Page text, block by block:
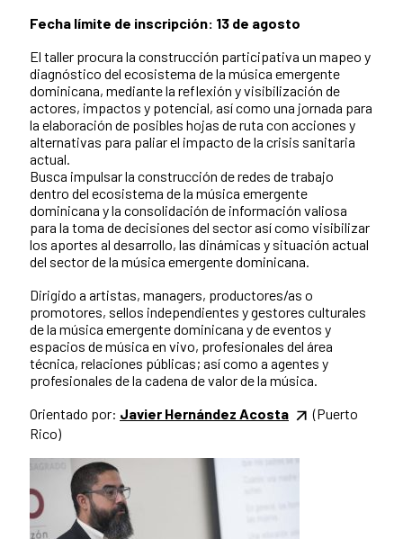
Fecha límite de inscripción: 13 de agosto
El taller procura la construcción participativa un mapeo y
diagnóstico del ecosistema de la música emergente
dominicana, mediante la reflexión y visibilización de
actores, impactos y potencial, así como una jornada para
la elaboración de posibles hojas de ruta con acciones y
alternativas para paliar el impacto de la crisis sanitaria
actual.
Busca impulsar la construcción de redes de trabajo
dentro del ecosistema de la música emergente
dominicana y la consolidación de información valiosa
para la toma de decisiones del sector así como visibilizar
los aportes al desarrollo, las dinámicas y situación actual
del sector de la música emergente dominicana.
Dirigido a artistas, managers, productores/as o
promotores, sellos independientes y gestores culturales
de la música emergente dominicana y de eventos y
espacios de música en vivo, profesionales del área
técnica, relaciones públicas; así como a agentes y
profesionales de la cadena de valor de la música.
Orientado por: Javier Hernández Acosta
(Puerto
Rico)